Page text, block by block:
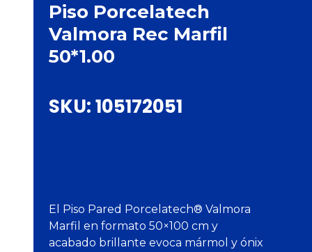
Piso Porcelatech
Valmora Rec Marfil
50*1.00
SKU:105172051
El Piso Pared Porcelatech® Valmora
Marfil en formato 50×100 cm y
acabado brillante evoca mármol y ónix